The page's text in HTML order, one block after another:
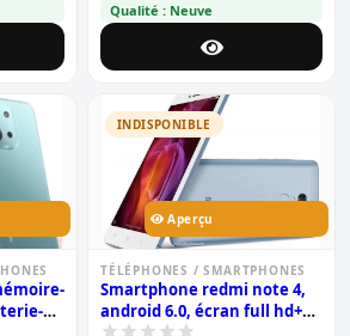
Qualité : Neuve
INDISPONIBLE
Aperçu
TÉLÉPHONES / SMARTPHONES
Smartphone redmi note 4,
android 6.0, écran full hd+